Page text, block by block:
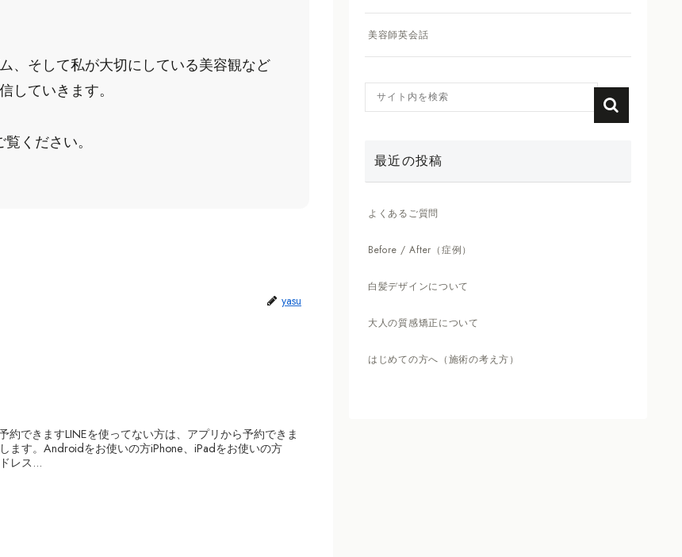
、そして私が大切にしている美容観など
していきます。
ください。
yasu
約できますLINEを使ってない方は、アプリから予約できま
ます。Androidをお使いの方iPhone、iPadをお使いの方
レス...
美容師英会話
最近の投稿
よくあるご質問
Before / After（症例）
白髪デザインについて
大人の質感矯正について
はじめての方へ（施術の考え方）